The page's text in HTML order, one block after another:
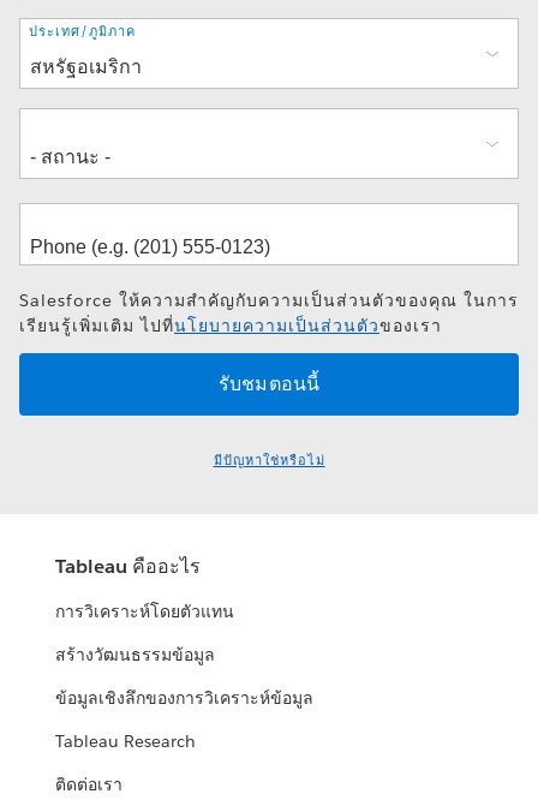
ที่
อยู่
ประเทศ/ภูมิภาค
Salesforce ให้ความสำคัญกับความเป็นส่วนตัวของคุณ ในการ
เรียนรู้เพิ่มเติม ไปที่นโยบายความเป็นส่วนตัวของเรา
มีปัญหาใช่หรือไม่
Tableau คืออะไร
การวิเคราะห์โดยตัวแทน
สร้างวัฒนธรรมข้อมูล
ข้อมูลเชิงลึกของการวิเคราะห์ข้อมูล
Tableau Research
ติดต่อเรา